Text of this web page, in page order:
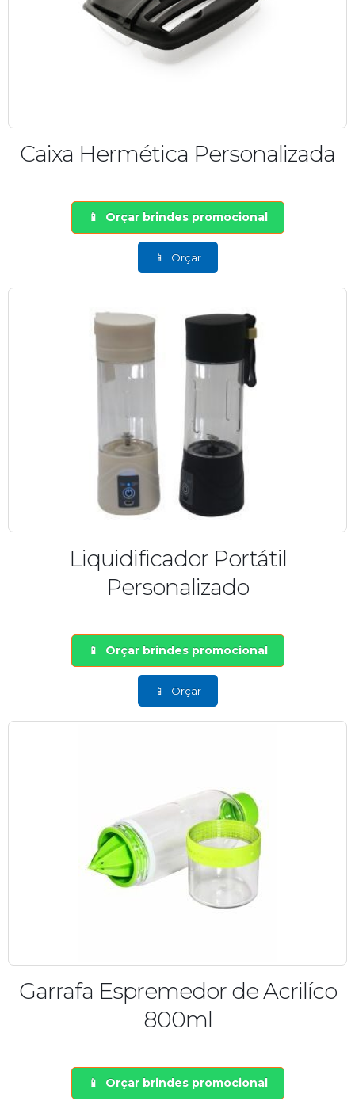
Caixa Hermética Personalizada
Orçar brindes promocional
Orçar
Liquidificador Portátil
Personalizado
Orçar brindes promocional
Orçar
Garrafa Espremedor de Acrilíco
800ml
Orçar brindes promocional